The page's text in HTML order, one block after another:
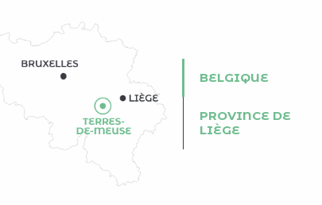
BELGIQUE
PROVINCE DE
LIÈGE